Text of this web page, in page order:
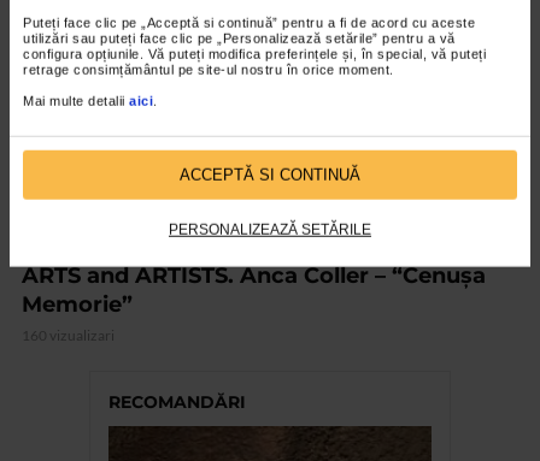
Puteți face clic pe „Acceptă si continuă” pentru a fi de acord cu aceste
utilizări sau puteți face clic pe „Personalizează setările” pentru a vă
configura opțiunile. Vă puteți modifica preferințele și, în special, vă puteți
retrage consimțământul pe site-ul nostru în orice moment.
Mai multe detalii aici.
ACCEPTĂ SI CONTINUĂ
PERSONALIZEAZĂ SETĂRILE
ARTS and ARTISTS. Anca Coller – “Cenușa
Memorie”
160 vizualizari
RECOMANDĂRI